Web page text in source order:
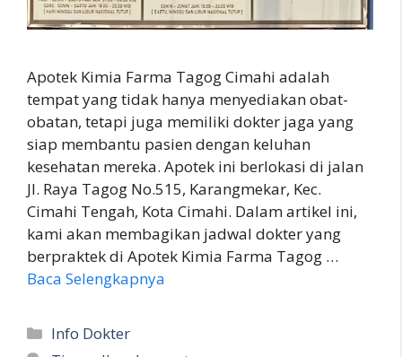
Apotek Kimia Farma Tagog Cimahi adalah
tempat yang tidak hanya menyediakan obat-
obatan, tetapi juga memiliki dokter jaga yang
siap membantu pasien dengan keluhan
kesehatan mereka. Apotek ini berlokasi di jalan
Jl. Raya Tagog No.515, Karangmekar, Kec.
Cimahi Tengah, Kota Cimahi. Dalam artikel ini,
kami akan membagikan jadwal dokter yang
berpraktek di Apotek Kimia Farma Tagog …
Baca Selengkapnya
Kategori
Info Dokter